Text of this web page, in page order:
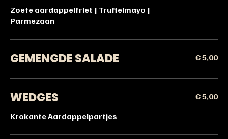
Zoete aardappelfriet | Truffelmayo |
Parmezaan
GEMENGDE SALADE € 5,00
WEDGES
Krokante Aardappelpartjes
€ 5,00